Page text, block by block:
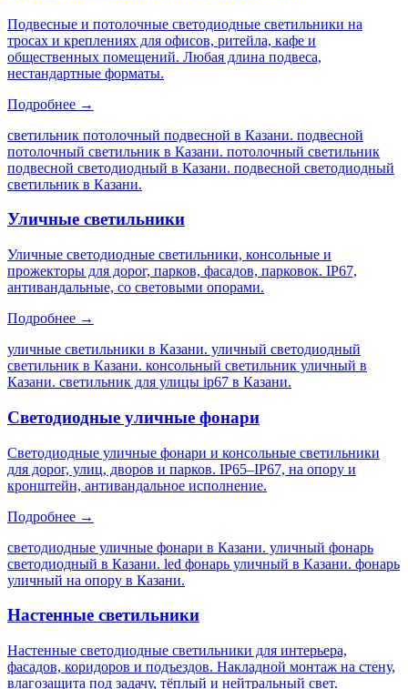
Подвесные и потолочные светодиодные светильники на
тросах и креплениях для офисов, ритейла, кафе и
общественных помещений. Любая длина подвеса,
нестандартные форматы.
Подробнее →
светильник потолочный подвесной в Казани. подвесной
потолочный светильник в Казани. потолочный светильник
подвесной светодиодный в Казани. подвесной светодиодный
светильник в Казани.
Уличные светильники
Уличные светодиодные светильники, консольные и
прожекторы для дорог, парков, фасадов, парковок. IP67,
антивандальные, со световыми опорами.
Подробнее →
уличные светильники в Казани. уличный светодиодный
светильник в Казани. консольный светильник уличный в
Казани. светильник для улицы ip67 в Казани.
Светодиодные уличные фонари
Светодиодные уличные фонари и консольные светильники
для дорог, улиц, дворов и парков. IP65–IP67, на опору и
кронштейн, антивандальное исполнение.
Подробнее →
светодиодные уличные фонари в Казани. уличный фонарь
светодиодный в Казани. led фонарь уличный в Казани. фонарь
уличный на опору в Казани.
Настенные светильники
Настенные светодиодные светильники для интерьера,
фасадов, коридоров и подъездов. Накладной монтаж на стену,
влагозащита под задачу, тёплый и нейтральный свет.